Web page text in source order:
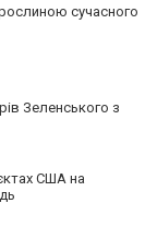
сучасного
Зеленського з
США на